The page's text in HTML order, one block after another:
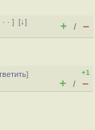
· ·][↓]
+ / –
]
+1
+ / –